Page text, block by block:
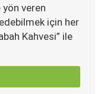
veren
için her
Kahvesi” ile